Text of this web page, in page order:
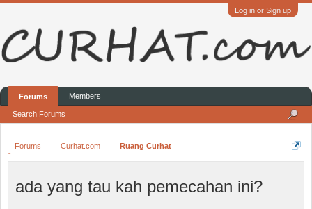
Log in or Sign up
Forums Curhat.com Ruang Curhat
ada yang tau kah pemecahan ini?
Forums
Search Forums
Members